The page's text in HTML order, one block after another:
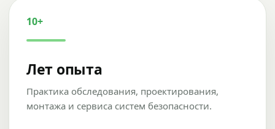
10+
Лет опыта
Практика обследования, проектирования,
монтажа и сервиса систем безопасности.